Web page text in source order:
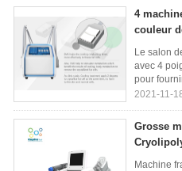
4
couleur
Le salon
avec 4
pour
2021-11-
Grosse
Machine